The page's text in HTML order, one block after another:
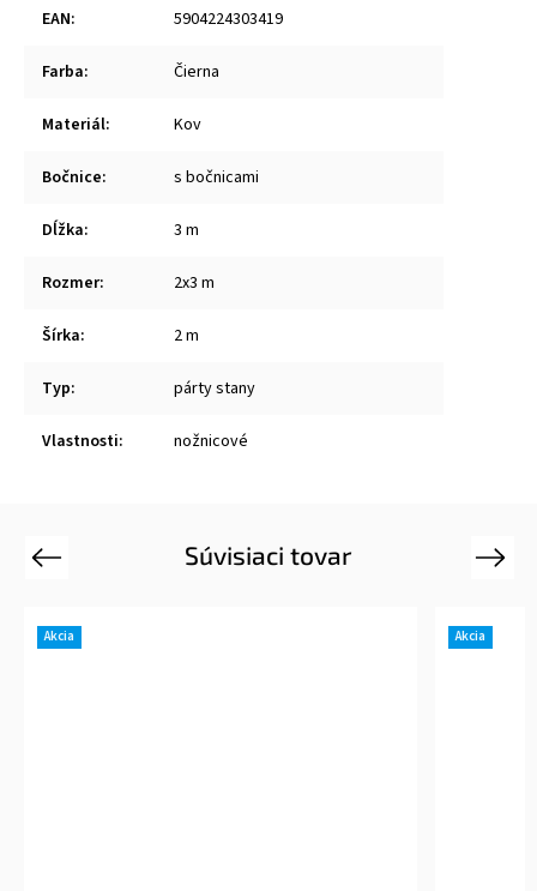
EAN: 5904224303419
Farba: Čierna
Materiál: Kov
Bočnice: s bočnicami
Dĺžka: 3 m
Rozmer: 2x3 m
Šírka: 2 m
Typ: párty stany
Vlastnosti: nožnicové
Súvisiaci tovar
Previous
Akcia Akcia
Next